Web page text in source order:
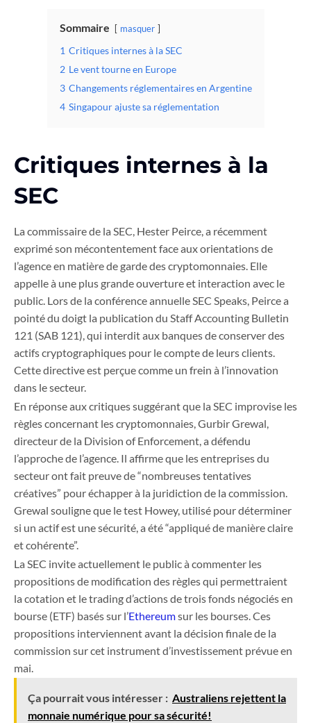
Sommaire masquer
1 Critiques internes à la SEC
2 Le vent tourne en Europe
3 Changements réglementaires en Argentine
4 Singapour ajuste sa réglementation
Critiques internes à la
SEC
La commissaire de la SEC, Hester Peirce, a récemment
exprimé son mécontentement face aux orientations de
l’agence en matière de garde des cryptomonnaies. Elle
appelle à une plus grande ouverture et interaction avec le
public. Lors de la conférence annuelle SEC Speaks, Peirce a
pointé du doigt la publication du Staff Accounting Bulletin
121 (SAB 121), qui interdit aux banques de conserver des
actifs cryptographiques pour le compte de leurs clients.
Cette directive est perçue comme un frein à l’innovation
dans le secteur.
En réponse aux critiques suggérant que la SEC improvise les
règles concernant les cryptomonnaies, Gurbir Grewal,
directeur de la Division of Enforcement, a défendu
l’approche de l’agence. Il affirme que les entreprises du
secteur ont fait preuve de “nombreuses tentatives
créatives” pour échapper à la juridiction de la commission.
Grewal souligne que le test Howey, utilisé pour déterminer
si un actif est une sécurité, a été “appliqué de manière claire
et cohérente”.
La SEC invite actuellement le public à commenter les
propositions de modification des règles qui permettraient
la cotation et le trading d’actions de trois fonds négociés en
bourse (ETF) basés sur l’Ethereumsur les bourses. Ces
propositions interviennent avant la décision finale de la
commission sur cet instrument d’investissement prévue en
mai.
Ça pourrait vous intéresser : Australiens rejettent la
monnaie numérique pour sa sécurité!